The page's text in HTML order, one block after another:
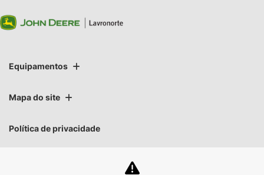
Equipamentos
Mapa do site
Política de privacidade